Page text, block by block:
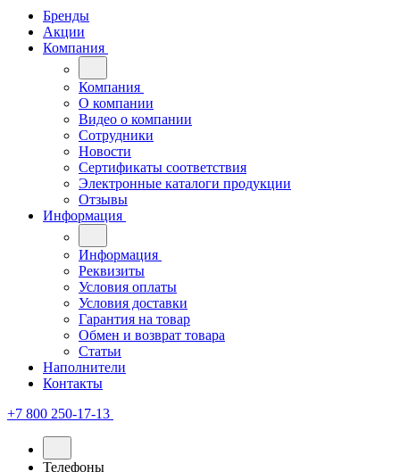
Бренды
Акции
Компания
Компания
О компании
Видео о компании
Сотрудники
Новости
Сертификаты соответствия
Электронные каталоги продукции
Отзывы
Информация
Информация
Реквизиты
Условия оплаты
Условия доставки
Гарантия на товар
Обмен и возврат товара
Статьи
Наполнители
Контакты
+7 800 250-17-13
Телефоны